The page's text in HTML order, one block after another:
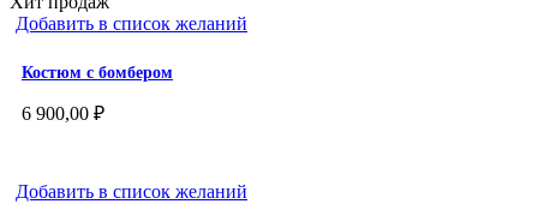
Добавить в список желаний
Костюм с бомбером
6 900,00 ₽
Добавить в список желаний